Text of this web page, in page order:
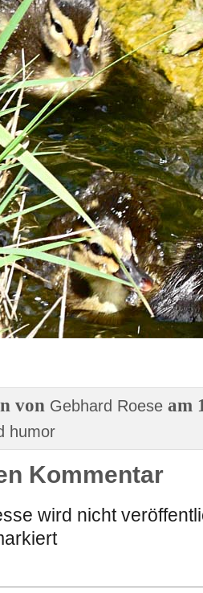
von Gebhard Roese am
humor
Kommentar
wird nicht